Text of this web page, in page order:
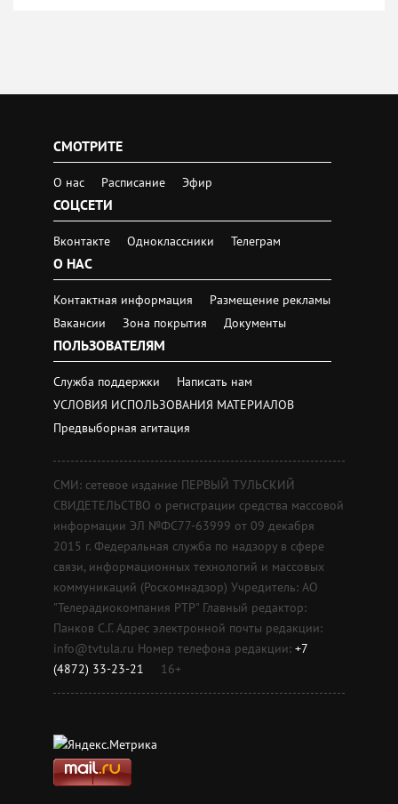
СМОТРИТЕ
О нас Расписание Эфир
СОЦСЕТИ
Вконтакте Одноклассники Телеграм
О НАС
Контактная информация
Размещение рекламы
Вакансии
Зона покрытия Документы
ПОЛЬЗОВАТЕЛЯМ
Служба поддержки
Написать нам
УСЛОВИЯ ИСПОЛЬЗОВАНИЯ МАТЕРИАЛОВ
Предвыборная агитация
СМИ: сетевое издание ПЕРВЫЙ ТУЛЬСКИЙ
СВИДЕТЕЛЬСТВО о регистрации средства массовой
информации ЭЛ №ФС77-63999 от 09 декабря
2015 г. Федеральная служба по надзору в сфере
связи, информационных технологий и массовых
коммуникаций (Роскомнадзор) Учредитель: АО
"Телерадиокомпания РТР" Главный редактор:
Панков С.Г. Адрес электронной почты редакции:
info@tvtula.ru Номер телефона редакции: +7
(4872) 33-23-21
16+